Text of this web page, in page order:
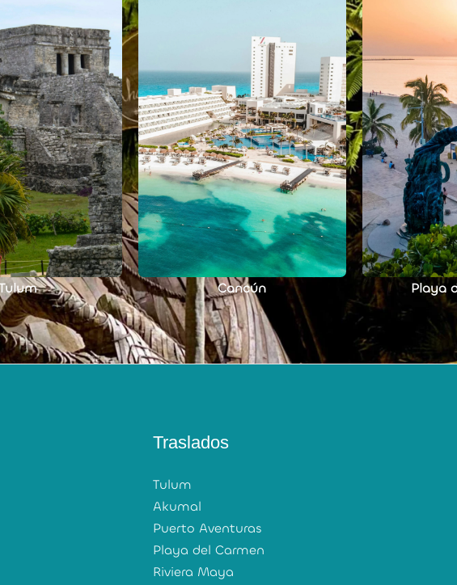
Cancún Playa del Carmen
Traslados
Tulum
Akumal
Puerto Aventuras
Playa del Carmen
Riviera Maya